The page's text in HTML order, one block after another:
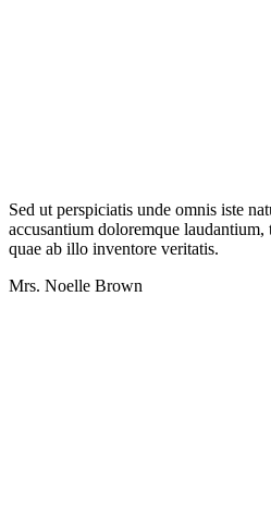
Sed ut perspiciatis unde omnis iste
accusantium doloremque laudantium,
quae ab illo inventore veritatis.
Mrs. Noelle Brown